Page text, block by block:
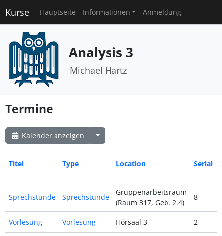
Kurse Hauptseite Informationen Anmeldung
Analysis 3
Michael Hartz
Termine
Kalender anzeigen
Titel Type Location Serial
Sprechstunde Sprechstunde
Gruppenarbeitsraum
(Raum 317, Geb. 2.4)
8
Vorlesung Vorlesung Hörsaal 3 2